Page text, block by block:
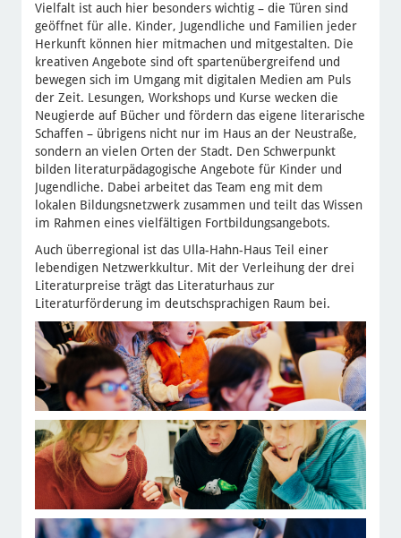
Vielfalt ist auch hier besonders wichtig – die Türen sind
geöffnet für alle. Kinder, Jugendliche und Familien jeder
Herkunft können hier mitmachen und mitgestalten. Die
kreativen Angebote sind oft spartenübergreifend und
bewegen sich im Umgang mit digitalen Medien am Puls
der Zeit. Lesungen, Workshops und Kurse wecken die
Neugierde auf Bücher und fördern das eigene literarische
Schaffen – übrigens nicht nur im Haus an der Neustraße,
sondern an vielen Orten der Stadt. Den Schwerpunkt
bilden literaturpädagogische Angebote für Kinder und
Jugendliche. Dabei arbeitet das Team eng mit dem
lokalen Bildungsnetzwerk zusammen und teilt das Wissen
im Rahmen eines vielfältigen Fortbildungsangebots.
Auch überregional ist das Ulla-Hahn-Haus Teil einer
lebendigen Netzwerkkultur. Mit der Verleihung der drei
Literaturpreise trägt das Literaturhaus zur
Literaturförderung im deutschsprachigen Raum bei.